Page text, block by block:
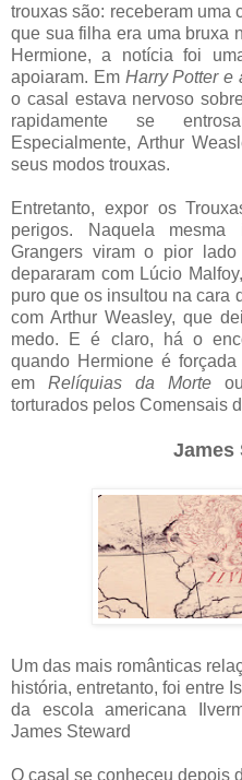
trouxas são: receberam uma
que sua filha era uma bruxa
Hermione, a notícia foi
apoiaram. Em Harry Potter e
o casal estava nervoso
rapidamente se
Especialmente, Arthur
seus modos trouxas.
Entretanto, expor os
perigos. Naquela
Grangers viram o pior
depararam com Lúcio
puro que os insultou na cara
com Arthur Weasley, que
medo. E é claro, há o
quando Hermione é
em Relíquias da Morte
torturados pelos Comensais
James
Um das mais românticas
história, entretanto, foi entre
da escola americana
James Steward
O casal se conheceu depois